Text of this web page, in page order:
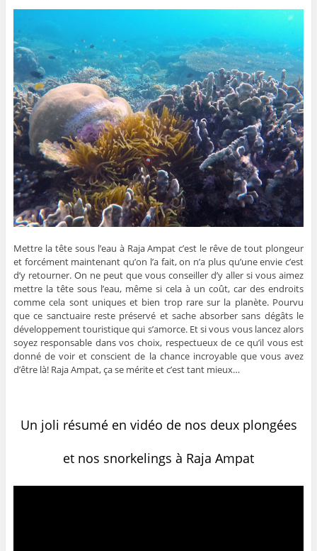
Mettre la tête sous l’eau à Raja Ampat c’est le rêve de tout plongeur
et forcément maintenant qu’on l’a fait, on n’a plus qu’une envie c’est
d’y retourner. On ne peut que vous conseiller d’y aller si vous aimez
mettre la tête sous l’eau, même si cela à un coût, car des endroits
comme cela sont uniques et bien trop rare sur la planète. Pourvu
que ce sanctuaire reste préservé et sache absorber sans dégâts le
développement touristique qui s’amorce. Et si vous vous lancez alors
soyez responsable dans vos choix, respectueux de ce qu’il vous est
donné de voir et conscient de la chance incroyable que vous avez
d’être là! Raja Ampat, ça se mérite et c’est tant mieux…
Un joli résumé en vidéo de nos deux plongées
et nos snorkelings à Raja Ampat